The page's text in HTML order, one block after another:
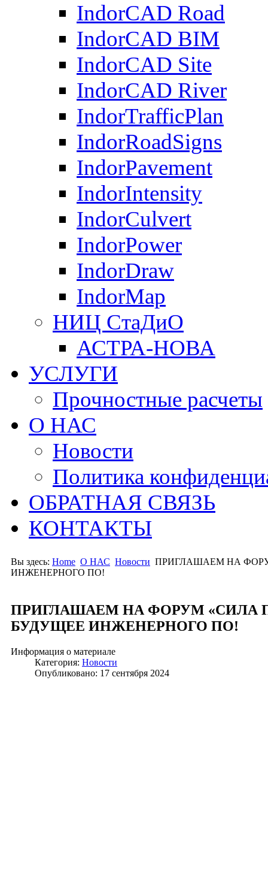
IndorCAD Road
IndorCAD BIM
IndorCAD Site
IndorCAD River
IndorTrafficPlan
IndorRoadSigns
IndorPavement
IndorIntensity
IndorCulvert
IndorPower
IndorDraw
IndorMap
НИЦ СтаДиО
АСТРА-НОВА
УСЛУГИ
Прочностные расчеты
О НАС
Новости
Политика
ОБРАТНАЯ СВЯЗЬ
КОНТАКТЫ
Вы здесь: Home О НАС Новости ПРИГЛАШАЕМ НА
ИНЖЕНЕРНОГО ПО!
ПРИГЛАШАЕМ НА ФОРУМ «СИЛА
БУДУЩЕЕ ИНЖЕНЕРНОГО ПО!
Информация о материале
Категория: Новости
Опубликовано: 17 сентября 2024